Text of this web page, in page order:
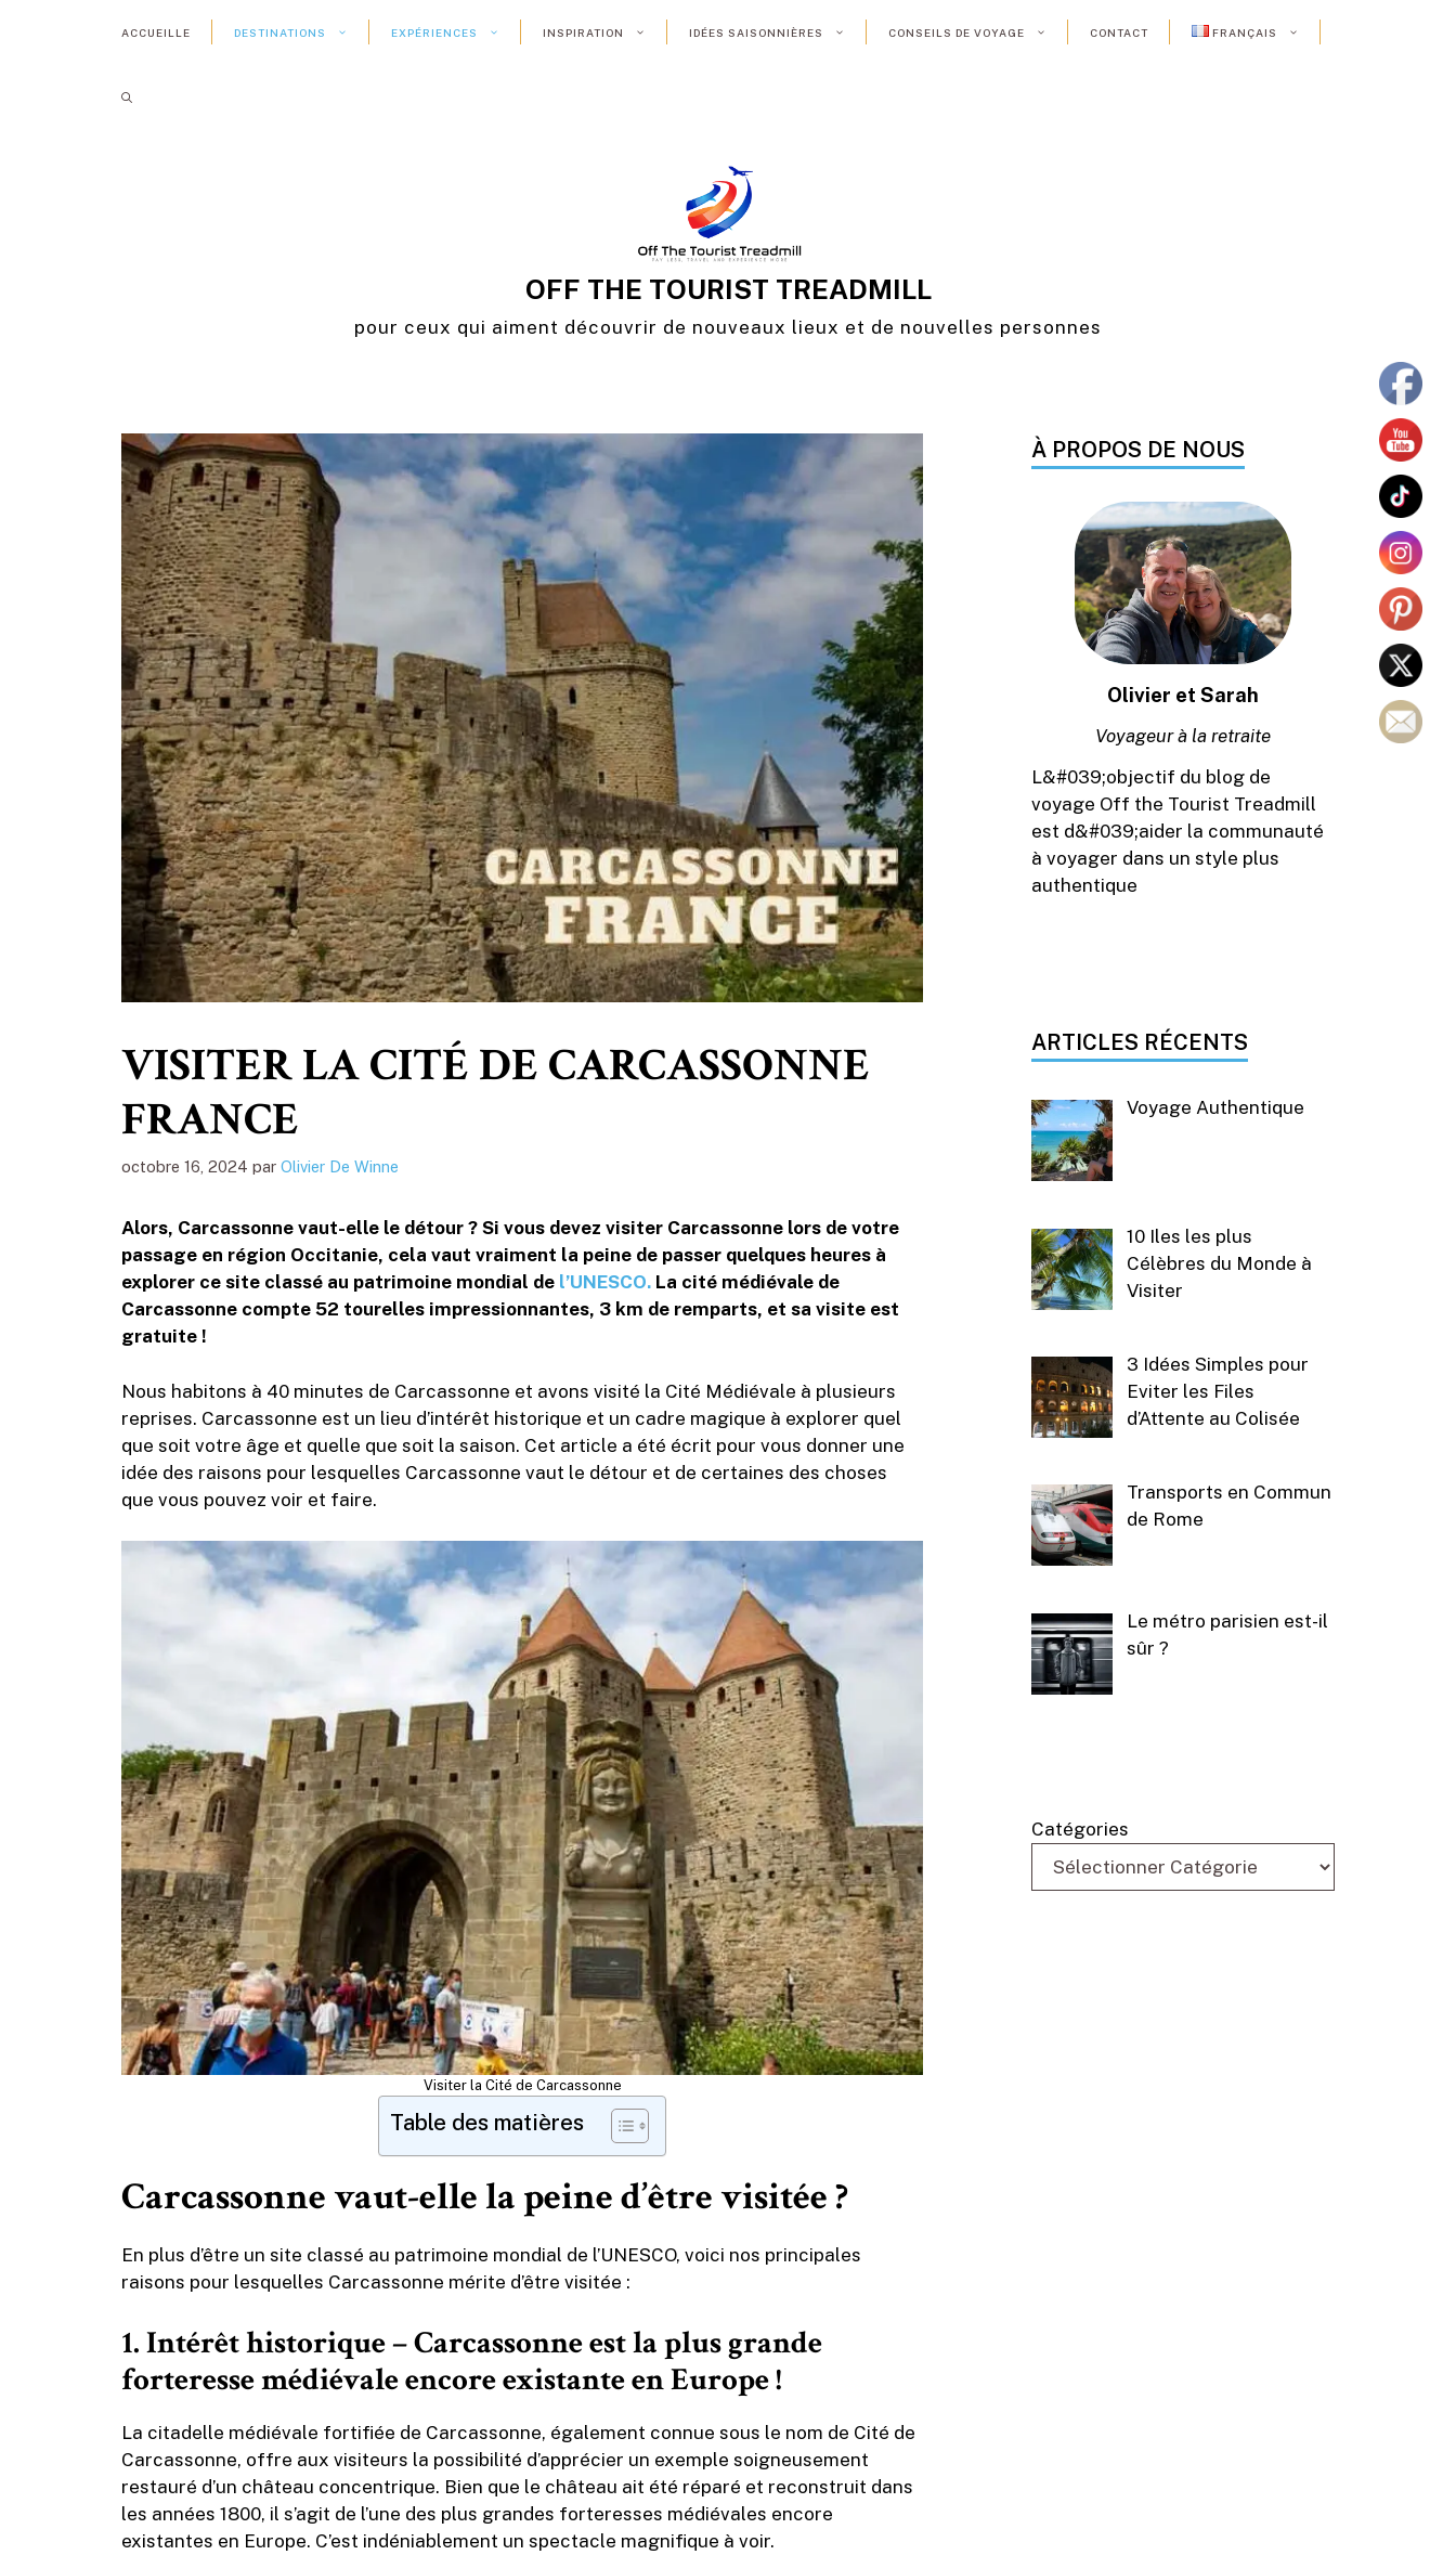
ACCUEILLE DESTINATIONS EXPÉRIENCES INSPIRATION IDÉES SAISONNIÈRES CONSEILS DE VOYAGE CONTACT FRANÇAIS
OFF THE TOURIST TREADMILL
pour ceux qui aiment découvrir de nouveaux lieux et de nouvelles personnes
VISITER LA CITÉ DE CARCASSONNE
FRANCE
octobre 16, 2024 par Olivier De Winne
Alors, Carcassonne vaut-elle le détour ? Si vous devez visiter Carcassonne lors de votre
passage en région Occitanie, cela vaut vraiment la peine de passer quelques heures à
explorer ce site classé au patrimoine mondial de l’UNESCO. La cité médiévale de
Carcassonne compte 52 tourelles impressionnantes, 3 km de remparts, et sa visite est
gratuite !
Nous habitons à 40 minutes de Carcassonne et avons visité la Cité Médiévale à plusieurs
reprises. Carcassonne est un lieu d’intérêt historique et un cadre magique à explorer quel
que soit votre âge et quelle que soit la saison. Cet article a été écrit pour vous donner une
idée des raisons pour lesquelles Carcassonne vaut le détour et de certaines des choses
que vous pouvez voir et faire.
Visiter la Cité de Carcassonne
Table des matières
Carcassonne vaut-elle la peine d’être visitée ?
En plus d’être un site classé au patrimoine mondial de l’UNESCO, voici nos principales
raisons pour lesquelles Carcassonne mérite d’être visitée :
1.Intérêt historique – Carcassonne est la plus grande
forteresse médiévale encore existante en Europe !
La citadelle médiévale fortifiée de Carcassonne, également connue sous le nom de Cité de
Carcassonne, offre aux visiteurs la possibilité d’apprécier un exemple soigneusement
restauré d’un château concentrique. Bien que le château ait été réparé et reconstruit dans
les années 1800, il s’agit de l’une des plus grandes forteresses médiévales encore
existantes en Europe. C’est indéniablement un spectacle magnifique à voir.
À PROPOS DE NOUS
Olivier et Sarah
Voyageur à la retraite
L&#039;objectif du blog de
voyage Off the Tourist Treadmill
est d&#039;aider la communauté
à voyager dans un style plus
authentique
ARTICLES RÉCENTS
Voyage Authentique
10 Iles les plus
Célèbres du Monde à
Visiter
3 Idées Simples pour
Eviter les Files
d’Attente au Colisée
Transports en Commun
de Rome
Le métro parisien est-il
sûr ?
Catégories